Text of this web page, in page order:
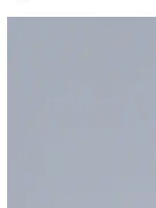
Erkek keten pantolonlar,
Farklı modeller, renk
alışverişte bulunabilir,
Adidas Erkek
Tasarımlarla Kışa